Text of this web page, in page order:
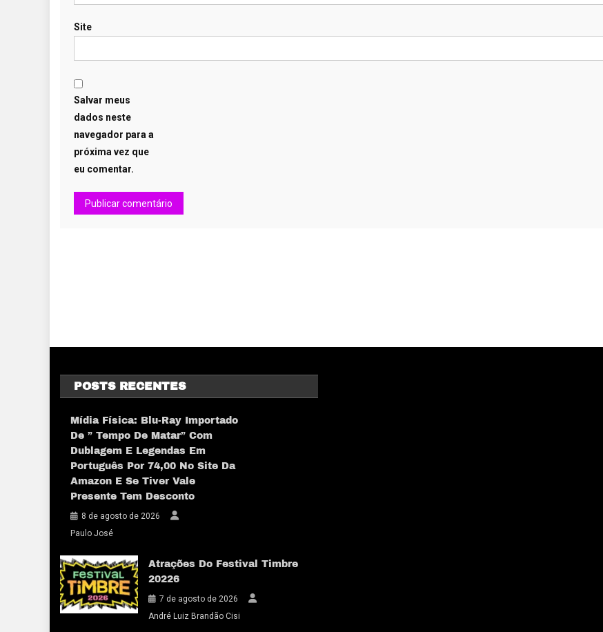
Site
Salvar meus
dados neste
navegador para a
próxima vez que
eu comentar.
POSTS RECENTES
Mídia Física: Blu-Ray Importado
De ” Tempo De Matar” Com
Dublagem E Legendas Em
Português Por 74,00 No Site Da
Amazon E Se Tiver Vale
Presente Tem Desconto
8 de agosto de 2026
Paulo José
Atrações Do Festival Timbre
20226
7 de agosto de 2026
André Luiz Brandão Cisi